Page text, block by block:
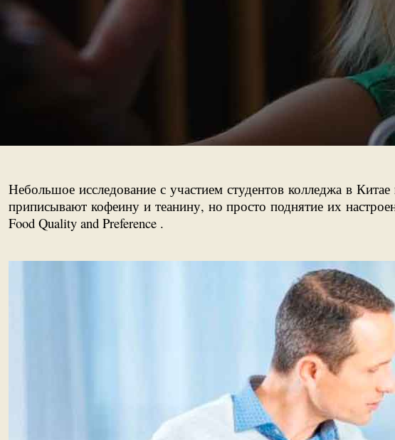
Небольшое исследование с участием студентов колледжа в
приписывают кофеину и теанину, но просто поднятие их
Food Quality and Preference .